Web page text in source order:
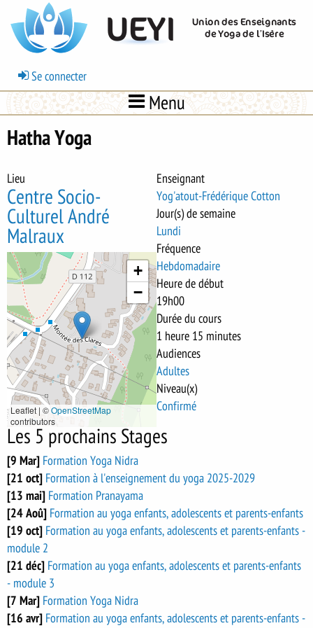
contenu
principal
UEYI
Union des Enseignants
de Yoga de l’Isère
Menu
du
compte
de
l'utilisateur
Se connecter
Menu
Hatha Yoga
Lieu
Centre Socio-
Culturel André
Malraux
+
−
Leaflet | ©OpenStreetMap
contributors
Enseignant
Yog'atout-Frédérique Cotton
Jour(s) de semaine
Lundi
Fréquence
Hebdomadaire
Heure de début
19h00
Durée du cours
1 heure 15 minutes
Audiences
Adultes
Niveau(x)
Confirmé
Les 5 prochains Stages
[9 Mar] Formation Yoga Nidra
[21 oct] Formation à l'enseignement du yoga 2025-2029
[13 mai] Formation Pranayama
[24 Aoû] Formation au yoga enfants, adolescents et parents-enfants
[19 oct] Formation au yoga enfants, adolescents et parents-enfants -
module 2
[21 déc] Formation au yoga enfants, adolescents et parents-enfants
- module 3
[7 Mar] Formation Yoga Nidra
[16 avr] Formation au yoga enfants, adolescents et parents-enfants -